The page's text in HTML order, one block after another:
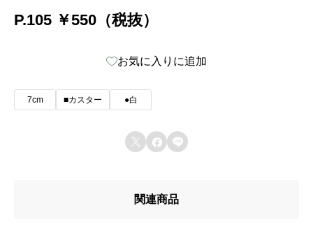
P.105 ￥550（税抜）
お気に入りに追加
7cm ■カスター ●白
  
関連商品